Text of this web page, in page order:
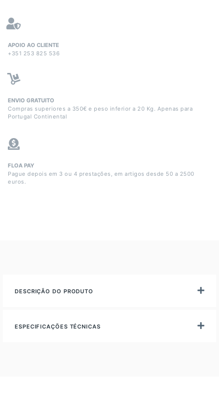
APOIO AO CLIENTE
+351 253 825 536
ENVIO GRATUITO
Compras superiores a 350€ e peso inferior a 20 Kg. Apenas para
Portugal Continental
FLOA PAY
Pague depois em 3 ou 4 prestações, em artigos desde 50 a 2500
euros.
DESCRIÇÃO DO PRODUTO
ESPECIFICAÇÕES TÉCNICAS